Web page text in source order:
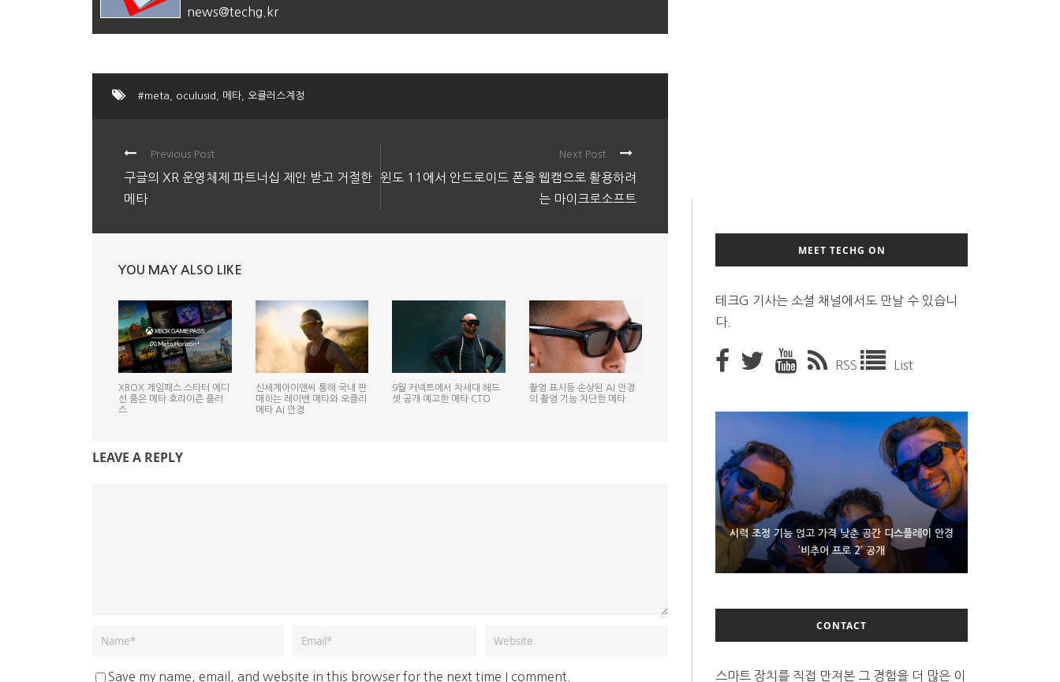
news@techg.kr
#meta oculusid 메타 오큘러스계정
Previous Post
구글의 XR 운영체제 파트너십 제안 받고 거절한
메타
Next Post
윈도 11에서 안드로이드 폰을 웹캠으로 활용하려
는 마이크로소프트
YOU MAY ALSO LIKE
XBOX 게임패스 스타터 에디
션 품은 메타 호라이즌 플러
스
신세계아이앤씨 통해 국내 판
매하는 레이밴 메타와 오클리
메타 AI 안경
9월 커넥트에서 차세대 헤드
셋 공개 예고한 메타 CTO
촬영 표시등 손상된 AI 안경
의 촬영 기능 차단한 메타
LEAVE A REPLY
Save my name, email, and website in this browser for the next time I comment.
MEET TECHG ON
테크G 기사는 소셜 채널에서도 만날 수 있습니
다.
RSS List
시력 조정 기능 얹고 가격 낮춘 공간 디스플레이 안경
‘비추어 프로 2’ 공개
D램 부족에 10억달러어치 아이폰18 프로세서 패키징
대기 중
300~400달러 반지형 스피커 준비하는 오픈AI
CONTACT
스마트 장치를 직접 만져본 그 경험을 더 많은 이